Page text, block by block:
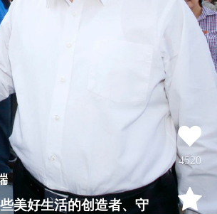
美好生活的创造者、守
4520